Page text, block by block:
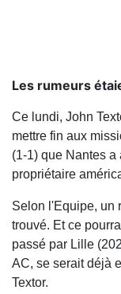
Les rumeurs
Ce lundi, John
mettre fin aux
(1-1) que Nantes
propriétaire
Selon l'Equipe, un
trouvé. Et ce
passé par Lille
AC, se serait déjà
Textor.